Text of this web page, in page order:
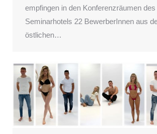
empfingen in den Konferenzräumen des
Seminarhotels 22 BewerberInnen aus
östlichen…